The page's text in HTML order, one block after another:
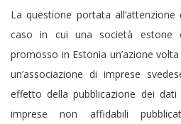
La questione portata
caso in cui una società estone
promosso in Estonia un’azione
un’associazione di imprese
effetto della pubblicazione dei dati
imprese non affidabili